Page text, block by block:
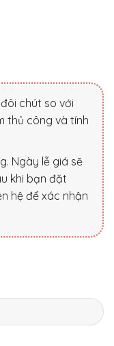
chút so với
thủ công và tính
Ngày lễ giá sẽ
khi bạn đặt
hệ để xác nhận